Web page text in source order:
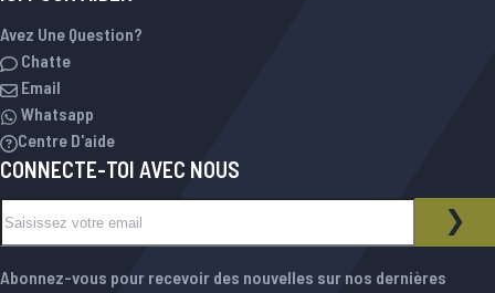
Avez Une Question?
Chatte
Email
Whatsapp
Centre D'aide
CONNECTE-TOI AVEC NOUS
NEWSLETTER
Abonnez-vous pour recevoir des nouvelles sur nos dernières